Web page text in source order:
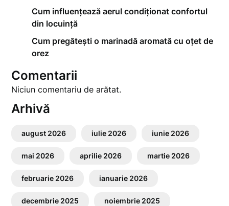
Cum influențează aerul condiționat confortul
din locuință
Cum pregătești o marinadă aromată cu oțet de
orez
Comentarii
Niciun comentariu de arătat.
Arhivă
august 2026 iulie 2026 iunie 2026
mai 2026 aprilie 2026 martie 2026
februarie 2026 ianuarie 2026
decembrie 2025 noiembrie 2025